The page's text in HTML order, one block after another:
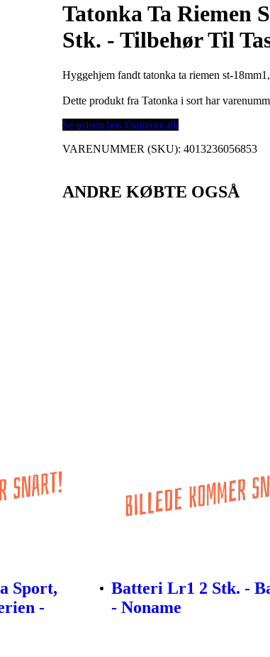
Tatonka Ta Riemen
Stk. - Tilbehør Til
Hyggehjem fandt tatonka ta riemen st-
Dette produkt fra Tatonka i sort har
Se prisen hos Outmore.dk
VARENUMMER (SKU):4013236056853
ANDRE KØBTE OGSÅ
Sport,
-
Batteri Lr1 2 Stk. -
- Noname